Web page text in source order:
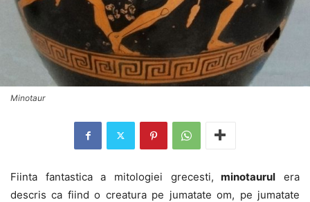
Minotaur
Fiinta fantastica a mitologiei grecesti, minotaurul era
descris ca fiind o creatura pe jumatate om, pe jumatate